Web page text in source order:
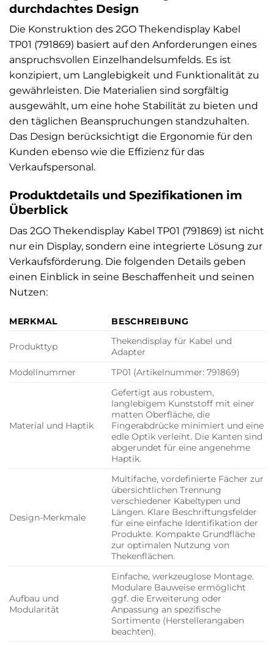
durchdachtes Design
Die Konstruktion des 2GO Thekendisplay Kabel
TP01 (791869) basiert auf den Anforderungen eines
anspruchsvollen Einzelhandelsumfelds. Es ist
konzipiert, um Langlebigkeit und Funktionalität zu
gewährleisten. Die Materialien sind sorgfältig
ausgewählt, um eine hohe Stabilität zu bieten und
den täglichen Beanspruchungen standzuhalten.
Das Design berücksichtigt die Ergonomie für den
Kunden ebenso wie die Effizienz für das
Verkaufspersonal.
Produktdetails und Spezifikationen im
Überblick
Das 2GO Thekendisplay Kabel TP01 (791869) ist nicht
nur ein Display, sondern eine integrierte Lösung zur
Verkaufsförderung. Die folgenden Details geben
einen Einblick in seine Beschaffenheit und seinen
Nutzen:
MERKMAL BESCHREIBUNG
Produkttyp
Thekendisplay für Kabel und
Adapter
Modellnummer
TP01 (Artikelnummer: 791869)
Material und Haptik
Gefertigt aus robustem,
langlebigem Kunststoff mit einer
matten Oberfläche, die
Fingerabdrücke minimiert und eine
edle Optik verleiht. Die Kanten sind
abgerundet für eine angenehme
Haptik.
Design-Merkmale
Multifache, vordefinierte Fächer zur
übersichtlichen Trennung
verschiedener Kabeltypen und
Längen. Klare Beschriftungsfelder
für eine einfache Identifikation der
Produkte. Kompakte Grundfläche
zur optimalen Nutzung von
Thekenflächen.
Aufbau und
Modularität
Einfache, werkzeuglose Montage.
Modulare Bauweise ermöglicht
ggf. die Erweiterung oder
Anpassung an spezifische
Sortimente (Herstellerangaben
beachten).